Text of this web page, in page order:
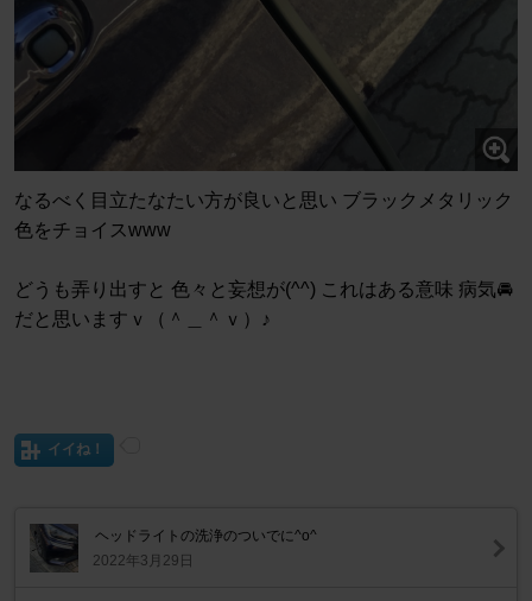
なるべく目立たなたい方が良いと思い ブラックメタリック
色をチョイスwww
どうも弄り出すと 色々と妄想が(^^) これはある意味 病気🚘
だと思いますｖ（＾＿＾ｖ）♪
イイね！
ヘッドライトの洗浄のついでに^o^
2022年3月29日